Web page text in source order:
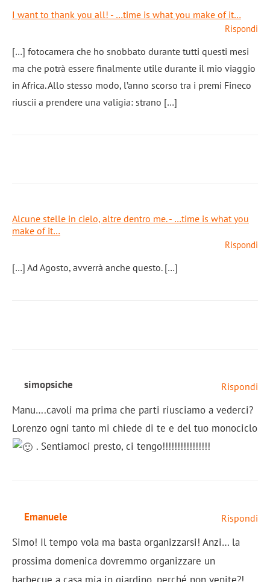
I want to thank you all! - …time is what you make of it…
Rispondi
[…] fotocamera che ho snobbato durante tutti questi mesi
ma che potrà essere finalmente utile durante il mio viaggio
in Africa. Allo stesso modo, l’anno scorso tra i premi Fineco
riuscii a prendere una valigia: strano […]
Alcune stelle in cielo, altre dentro me. - …time is what you
make of it…
Rispondi
[…] Ad Agosto, avverrà anche questo. […]
simopsiche Rispondi
Manu….cavoli ma prima che parti riusciamo a vederci?
Lorenzo ogni tanto mi chiede di te e del tuo monociclo
. Sentiamoci presto, ci tengo!!!!!!!!!!!!!!!!
Emanuele Rispondi
Simo! Il tempo vola ma basta organizzarsi! Anzi… la
prossima domenica dovremmo organizzare un